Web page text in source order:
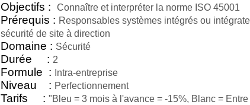
Objectifs : Connaître et interpréter la norme ISO 45001
Prérequis : Responsables systèmes intégrés ou
sécurité de site à direction
Domaine : Sécurité
Durée : 2
Formule : Intra-entreprise
Niveau : Perfectionnement
Tarifs : "Bleu = 3 mois à l'avance = -15%, Blanc =